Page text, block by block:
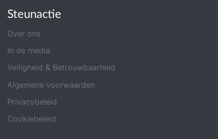
Steunactie
Over ons
In de media
Veiligheid & Betrouwbaarheid
Algemene voorwaarden
Privacybeleid
Cookiebeleid